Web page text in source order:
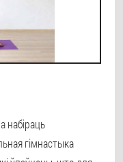
набіраць
гімнастыка